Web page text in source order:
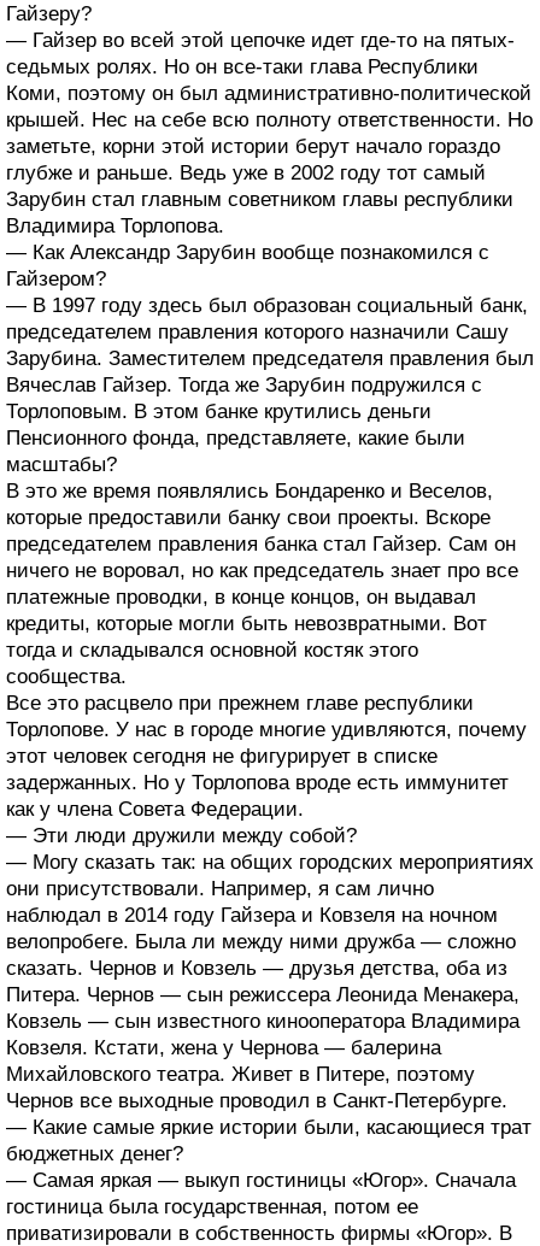
Гайзеру?
— Гайзер во всей этой цепочке идет где-то на пятых-
седьмых ролях. Но он все-таки глава Республики
Коми, поэтому он был административно-политической
крышей. Нес на себе всю полноту ответственности. Но
заметьте, корни этой истории берут начало гораздо
глубже и раньше. Ведь уже в 2002 году тот самый
Зарубин стал главным советником главы республики
Владимира Торлопова.
— Как Александр Зарубин вообще познакомился с
Гайзером?
— В 1997 году здесь был образован социальный банк,
председателем правления которого назначили Сашу
Зарубина. Заместителем председателя правления был
Вячеслав Гайзер. Тогда же Зарубин подружился с
Торлоповым. В этом банке крутились деньги
Пенсионного фонда, представляете, какие были
масштабы?
В это же время появлялись Бондаренко и Веселов,
которые предоставили банку свои проекты. Вскоре
председателем правления банка стал Гайзер. Сам он
ничего не воровал, но как председатель знает про все
платежные проводки, в конце концов, он выдавал
кредиты, которые могли быть невозвратными. Вот
тогда и складывался основной костяк этого
сообщества.
Все это расцвело при прежнем главе республики
Торлопове. У нас в городе многие удивляются, почему
этот человек сегодня не фигурирует в списке
задержанных. Но у Торлопова вроде есть иммунитет
как у члена Совета Федерации.
— Эти люди дружили между собой?
— Могу сказать так: на общих городских мероприятиях
они присутствовали. Например, я сам лично
наблюдал в 2014 году Гайзера и Ковзеля на ночном
велопробеге. Была ли между ними дружба — сложно
сказать. Чернов и Ковзель — друзья детства, оба из
Питера. Чернов — сын режиссера Леонида Менакера,
Ковзель — сын известного кинооператора Владимира
Ковзеля. Кстати, жена у Чернова — балерина
Михайловского театра. Живет в Питере, поэтому
Чернов все выходные проводил в Санкт-Петербурге.
— Какие самые яркие истории были, касающиеся трат
бюджетных денег?
— Самая яркая — выкуп гостиницы «Югор». Сначала
гостиница была государственная, потом ее
приватизировали в собственность фирмы «Югор». В